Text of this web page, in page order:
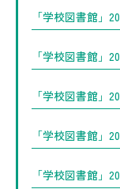
「学校図書館」
「学校図書館」
「学校図書館」
「学校図書館」
「学校図書館」